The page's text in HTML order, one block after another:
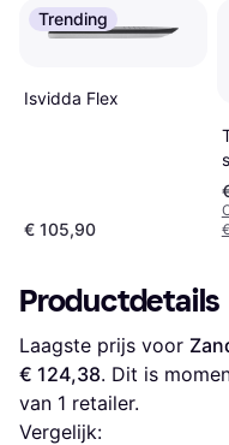
Trending
Isvidda Flex
€ 105,90
Productdetails
Laagste prijs voor
€ 124,38. Dit is
van 1 retailer.
Vergelijk: